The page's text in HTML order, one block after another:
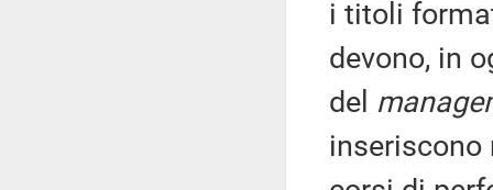
i titoli
devono, in
del
inseriscono